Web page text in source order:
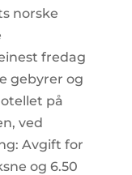
norske
fredag
gebyrer og
på
ved
Avgift for
og 6.50